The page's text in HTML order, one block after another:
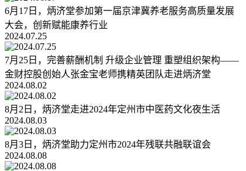
6月17日，炳济堂参加第一届京津冀养老服务高质量发展
大会，创新赋能康养行业
2024.07.25
7月25日，完善薪酬机制 升级企业管理 重塑组织架构——
金财控股创始人张金宝老师携精英团队走进炳济堂
2024.08.02
8月2日，炳济堂走进2024年定州市中医药文化夜生活
2024.08.03
8月3日，炳济堂助力定州市2024年残联共融联谊会
2024.08.08